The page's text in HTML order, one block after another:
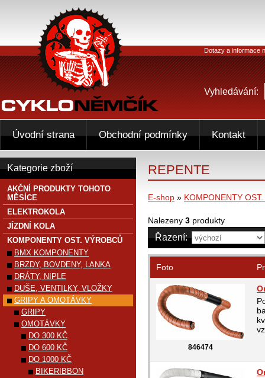
REPENTE
E-shop » KOMPONENTY
Nalezeny 3 produkty
Řazení:
Foto
846474
Kategorie zboží
AKČNÍ PRODUKTY TOHOTO
MĚSÍCE
ELEKTROKOLA
JÍZDNÍ KOLA
KOMPONENTY OST. VÝROBCŮ
BMX KOMPONENTY
BRZDY, BOVDENY, LANKA
DRÁTY, NIPLE
DUŠE, VENTILKY, VLOŽKY
GRIPY A OMOTÁVKY
GRIPY
OMOTÁVKY
DO 300 KČ
DO 600 KČ
DO 1000 KČ
BIKERIBBON
Dotazy a informace
Vyhledávání:
Úvodní strana Obchodní podmínky Kontakt